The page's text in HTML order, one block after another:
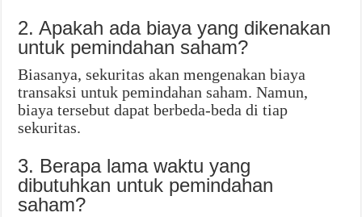
2. Apakah ada biaya yang dikenakan
untuk pemindahan saham?
Biasanya, sekuritas akan mengenakan biaya
transaksi untuk pemindahan saham. Namun,
biaya tersebut dapat berbeda-beda di tiap
sekuritas.
3. Berapa lama waktu yang
dibutuhkan untuk pemindahan
saham?